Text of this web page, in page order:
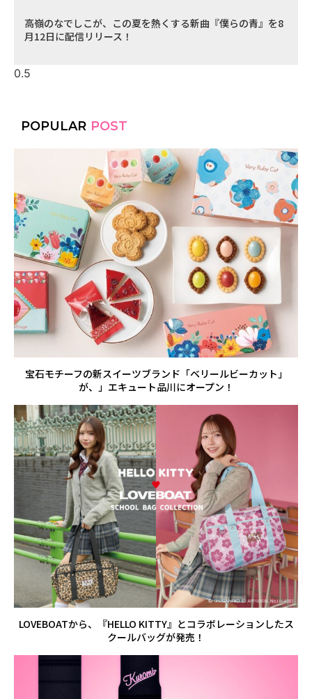
高嶺のなでしこが、この夏を熱くする新曲『僕らの青』を8
月12日に配信リリース！
POPULAR POST
宝石モチーフの新スイーツブランド「ベリールビーカット」
が、」エキュート品川にオープン！
LOVEBOATから、『HELLO KITTY』とコラボレーションしたス
クールバッグが発売！